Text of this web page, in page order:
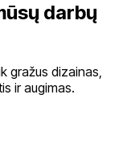
darbų
gražus dizainas,
ir augimas.